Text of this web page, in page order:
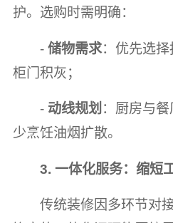
护。选购时需明确：
-储物需求：优先选
柜门积灰；
- 动线规划 ：厨房与
少烹饪油烟扩散。
3. 一体化服务：缩短
传统装修因多环节对